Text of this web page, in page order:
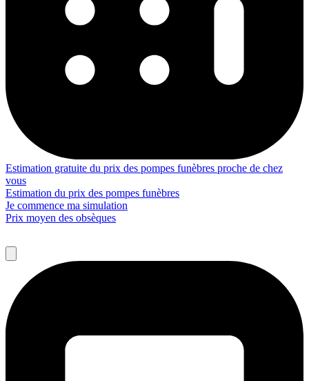
Estimation gratuite du prix des pompes funèbres proche de chez
vous
Estimation du prix des pompes funèbres
Je commence ma simulation
Prix moyen des obsèques